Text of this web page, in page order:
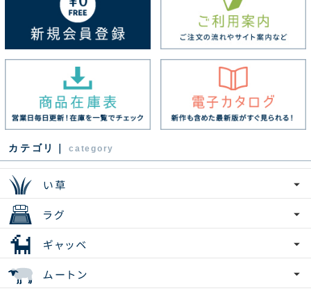
カテゴリ｜ category